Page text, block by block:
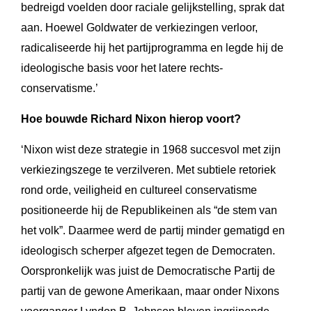
bedreigd voelden door raciale gelijkstelling, sprak dat
aan. Hoewel Goldwater de verkiezingen verloor,
radicaliseerde hij het partijprogramma en legde hij de
ideologische basis voor het latere rechts-
conservatisme.’
Hoe bouwde Richard Nixon hierop voort?
‘Nixon wist deze strategie in 1968 succesvol met zijn
verkiezingszege te verzilveren. Met subtiele retoriek
rond orde, veiligheid en cultureel conservatisme
positioneerde hij de Republikeinen als “de stem van
het volk”. Daarmee werd de partij minder gematigd en
ideologisch scherper afgezet tegen de Democraten.
Oorspronkelijk was juist de Democratische Partij de
partij van de gewone Amerikaan, maar onder Nixons